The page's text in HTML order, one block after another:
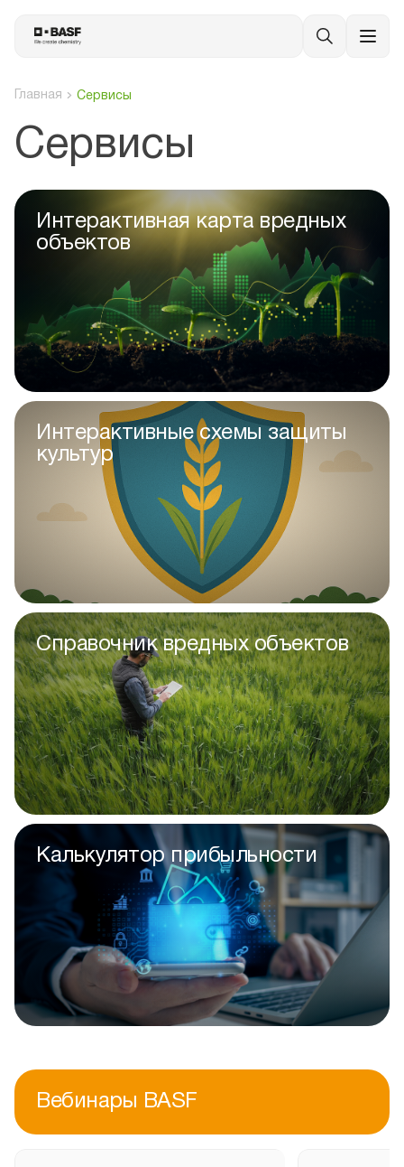
Главная Сервисы
Сервисы
Интерактивная карта вредных
объектов
Интерактивные схемы защиты
культур
Справочник вредных объектов
Калькулятор прибыльности
Вебинары BASF